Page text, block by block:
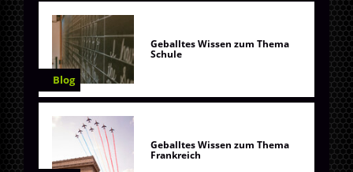
Blog
Geballtes Wissen zum Thema
Schule
Geballtes Wissen zum Thema
Frankreich